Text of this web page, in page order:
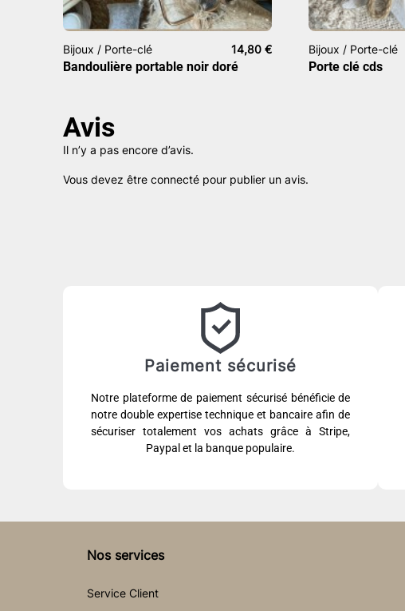
Bijoux / Porte-clé 14,80 €
Bandoulière portable noir doré
Bijoux / Porte-clé
Porte clé cds
Avis
Il n’y a pas encore d’avis.
Vous devez être connecté pour publier un avis.
Paiement sécurisé
Notre plateforme de paiement sécurisé bénéficie de
notre double expertise technique et bancaire afin de
sécuriser totalement vos achats grâce à Stripe,
Paypal et la banque populaire.
Nos services
Service Client